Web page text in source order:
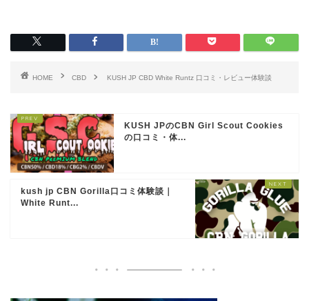
HOME CBD KUSH JP CBD White Runtz 口コミ・レビュー体験談
KUSH JPのCBN Girl Scout Cookies
の口コミ・体...
kush jp CBN Gorilla口コミ体験談｜
White Runt...